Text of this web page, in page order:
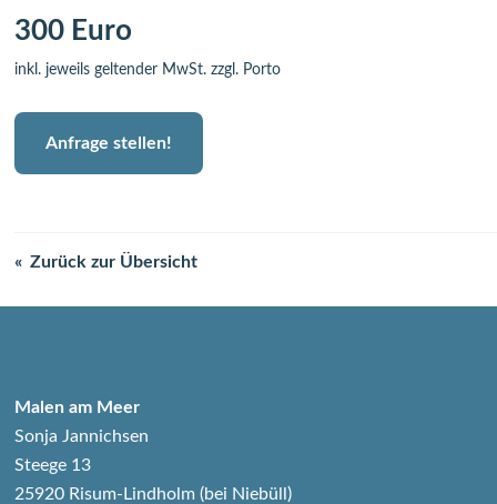
300 Euro
inkl. jeweils geltender MwSt. zzgl. Porto
Anfrage stellen!
Zurück zur Übersicht
Malen am Meer
Sonja Jannichsen
Steege 13
25920 Risum-Lindholm (bei Niebüll)